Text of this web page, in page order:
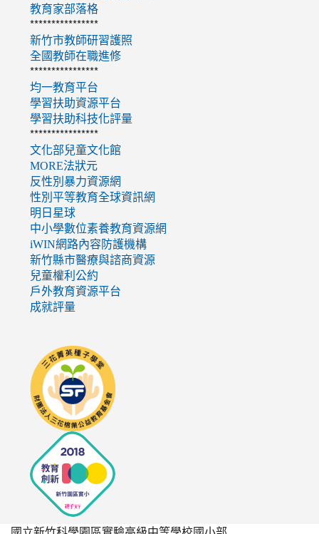
教育家部落格
****************
新竹市教師研習護照
全國教師在職進修
****************
均一教育平台
學習扶助資源平台
學習扶助科技化評量
****************
文化部兒童文化館
MORE法狀元
反性別暴力資源網
性別平等教育全球資訊網
明日星球
中小學數位素養教育資源網
iWIN網路內容防護機構
新竹縣市醫療與諮商資源
兒童權利公約
戶外教育資源平台
成就評量
http://seedschool.sunflower.org.tw/